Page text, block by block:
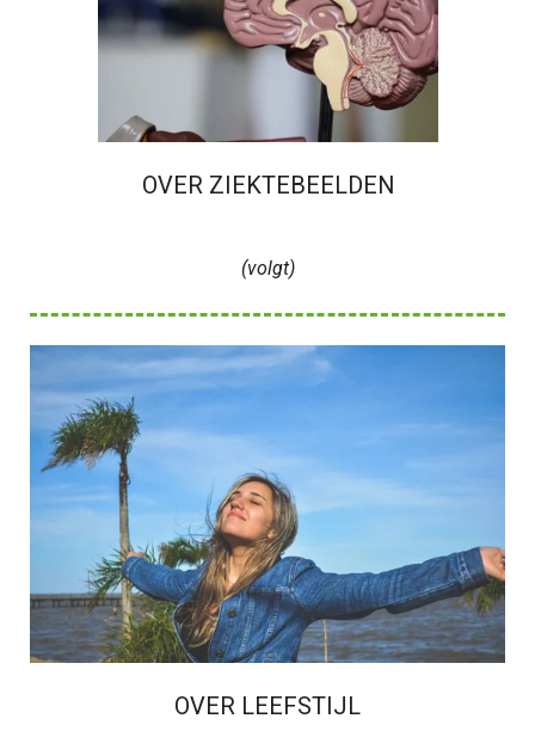
OVER ZIEKTEBEELDEN
(volgt)
OVER LEEFSTIJL